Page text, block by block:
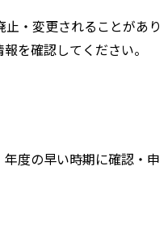
・変更されることがあり
を確認してください。
度の早い時期に確認・申